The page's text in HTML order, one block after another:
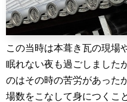
この当時は本葺き瓦の現場
眠れない夜も過ごしました
のはその時の苦労があった
場数をこなして身につくこ